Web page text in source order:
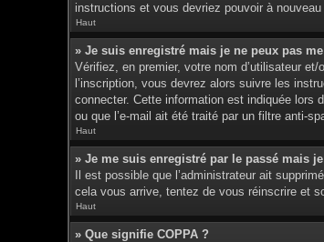
instructions et vous devriez pouvoir à
Haut
» Je suis enregistré mais je ne peux pas
Vérifiez, en premier, votre nom d’utilisateur
l’inscription, vous devrez alors suivre les
connecter. Cette information est indiquée lors
ou que l’e-mail ait été traité par un filtre anti-
Haut
» Je me suis enregistré par le passé mais
Il est possible que l’administrateur ait
cela vous arrive, tentez de vous réinscrire et
Haut
» Que signifie COPPA ?